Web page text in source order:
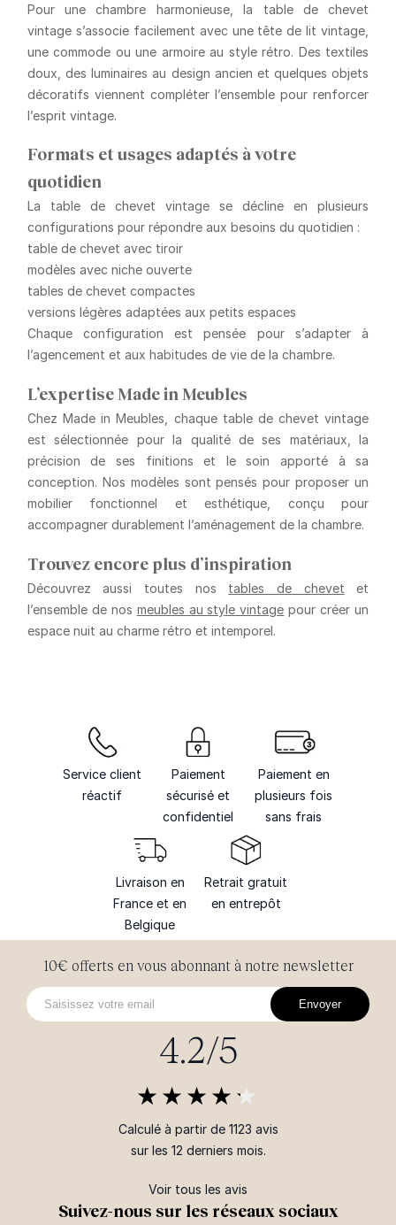
Pour une chambre harmonieuse, la table de chevet
vintage s’associe facilement avec une tête de lit vintage,
une commode ou une armoire au style rétro. Des textiles
doux, des luminaires au design ancien et quelques objets
décoratifs viennent compléter l’ensemble pour renforcer
l’esprit vintage.
Formats et usages adaptés à votre
quotidien
La table de chevet vintage se décline en plusieurs
configurations pour répondre aux besoins du quotidien :
table de chevet avec tiroir
modèles avec niche ouverte
tables de chevet compactes
versions légères adaptées aux petits espaces
Chaque configuration est pensée pour s’adapter à
l’agencement et aux habitudes de vie de la chambre.
L’expertise Made in Meubles
Chez Made in Meubles, chaque table de chevet vintage
est sélectionnée pour la qualité de ses matériaux, la
précision de ses finitions et le soin apporté à sa
conception. Nos modèles sont pensés pour proposer un
mobilier fonctionnel et esthétique, conçu pour
accompagner durablement l’aménagement de la chambre.
Trouvez encore plus d’inspiration
Découvrez aussi toutes nos tables de chevet et
l’ensemble de nos meubles au style vintage pour créer un
espace nuit au charme rétro et intemporel.
Service client
réactif
Paiement
sécurisé et
confidentiel
Paiement en
plusieurs fois
sans frais
Livraison en
France et en
Belgique
Retrait gratuit
en entrepôt
Suivez-nous sur les réseaux sociaux
10€ offerts en vous abonnant à notre newsletter
Envoyer
4.2/5
Calculé à partir de 1123 avis
sur les 12 derniers mois.
Voir tous les avis